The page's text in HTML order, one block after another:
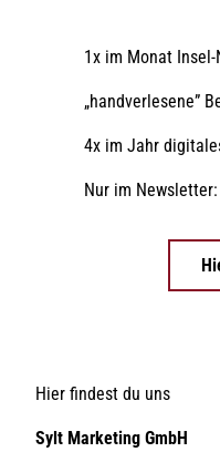
1x im Monat
„handverlesene”
4x im Jahr
Nur im
Hier findest du uns
Sylt Marketing GmbH